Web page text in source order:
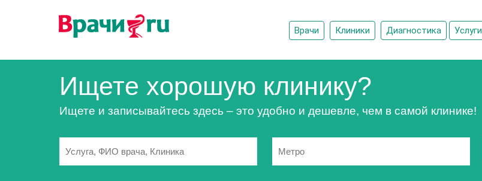
Врачи Клиники Диагностика Услуги
Ищете хорошую клинику?
Ищете и записывайтесь здесь – это удобно и дешевле, чем в самой клинике!